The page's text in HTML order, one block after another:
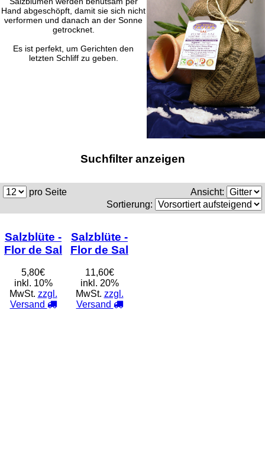
Hand abgeschöpft, damit sie sich nicht
verformen und danach an der Sonne
getrocknet.
Es ist perfekt, um Gerichten den
letzten Schliff zu geben.
Suchfilter anzeigen
pro Seite
Ansicht:
Sortierung:
Salzblüte -
Flor de Sal
5,80€
inkl. 10%
MwSt. zzgl.
Versand
Salzblüte -
Flor de Sal
11,60€
inkl. 20%
MwSt. zzgl.
Versand